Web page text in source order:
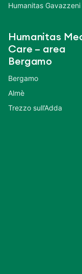
Humanitas Gavazzeni
Humanitas
Care – area
Bergamo
Bergamo
Almè
Trezzo sull’Adda